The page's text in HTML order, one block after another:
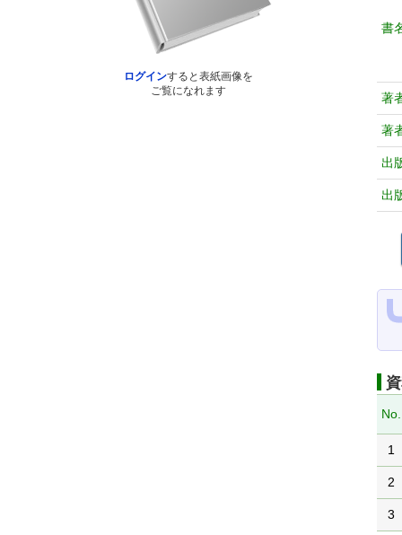
ログインすると表紙画像を
ご覧になれます
書
著
著
出
出
No.
1
2
3